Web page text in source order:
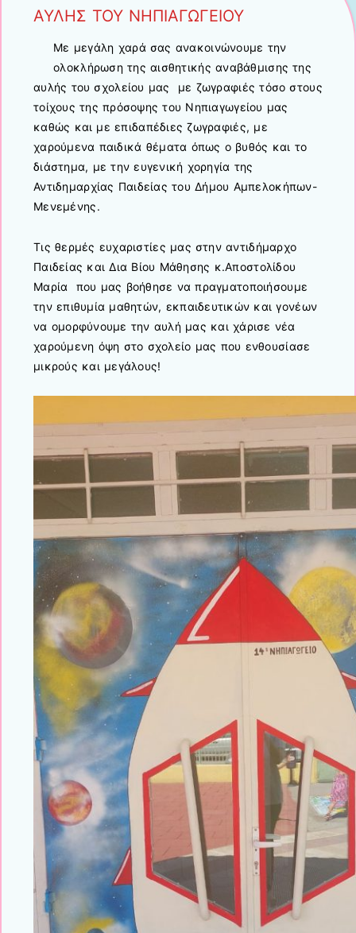
ΑΥΛΗΣ ΤΟΥ ΝΗΠΙΑΓΩΓΕΙΟΥ
Με μεγάλη χαρά σας ανακοινώνουμε την
ολοκλήρωση της αισθητικής αναβάθμισης της
αυλής του σχολείου μας με ζωγραφιές τόσο στους
τοίχους της πρόσοψης του Νηπιαγωγείου μας
καθώς και με επιδαπέδιες ζωγραφιές, με
χαρούμενα παιδικά θέματα όπως ο βυθός και το
διάστημα, με την ευγενική χορηγία της
Αντιδημαρχίας Παιδείας του Δήμου Αμπελοκήπων-
Μενεμένης.
Τις θερμές ευχαριστίες μας στην αντιδήμαρχο
Παιδείας και Δια Βίου Μάθησης κ.Αποστολίδου
Μαρία που μας βοήθησε να πραγματοποιήσουμε
την επιθυμία μαθητών, εκπαιδευτικών και γονέων
να ομορφύνουμε την αυλή μας και χάρισε νέα
χαρούμενη όψη στο σχολείο μας που ενθουσίασε
μικρούς και μεγάλους!